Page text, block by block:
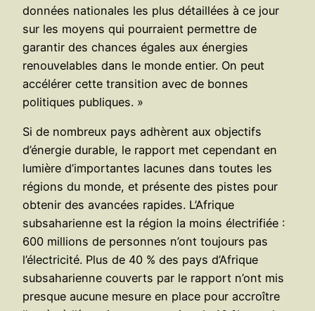
données nationales les plus détaillées à ce jour
sur les moyens qui pourraient permettre de
garantir des chances égales aux énergies
renouvelables dans le monde entier. On peut
accélérer cette transition avec de bonnes
politiques publiques. »
Si de nombreux pays adhèrent aux objectifs
d’énergie durable, le rapport met cependant en
lumière d’importantes lacunes dans toutes les
régions du monde, et présente des pistes pour
obtenir des avancées rapides. L’Afrique
subsaharienne est la région la moins électrifiée :
600 millions de personnes n’ont toujours pas
l’électricité. Plus de 40 % des pays d’Afrique
subsaharienne couverts par le rapport n’ont mis
presque aucune mesure en place pour accroître